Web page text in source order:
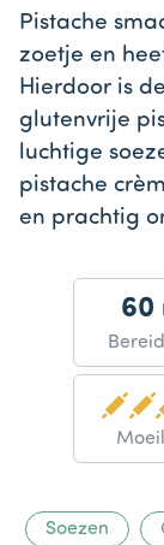
Pistache
zoetje en
Hierdoor is
glutenvrije
luchtige
pistache
en prachtig
60
Soezen